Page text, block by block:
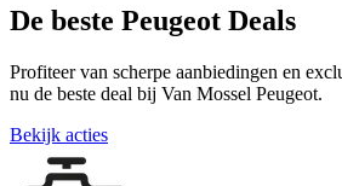
De beste Peugeot Deals
Profiteer van scherpe aanbiedingen en
nu de beste deal bij Van Mossel Peugeot.
Bekijk acties